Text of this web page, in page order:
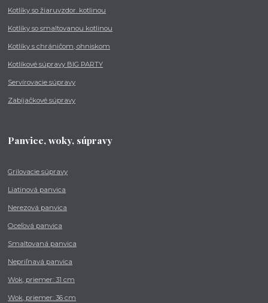
Kotlíky so žiaruvzdor. kotlinou
Kotlíky so smaltovanou kotlinou
Kotlíky s chráničom, ohniskom
Kotlíkové súpravy BIG PARTY
Servírovacie súpravy
Zabíjačkové súpravy
Panvice, woky, súpravy
Grilovacie súpravy
Liatinová panvica
Nerezová panvica
Oceľová panvica
Smaltovaná panvica
Nepriľnavá panvica
Wok, priemer: 31 cm
Wok, priemer: 36 cm